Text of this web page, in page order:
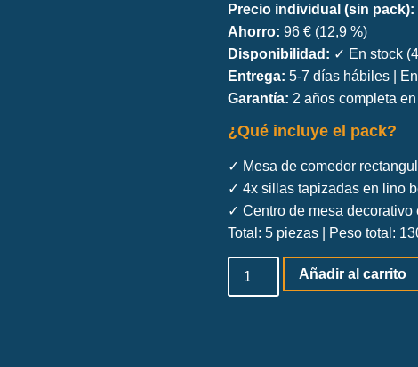
Precio individual (sin pack):
Ahorro: 96 € (12,9 %)
Disponibilidad: ✓ En stock
Entrega: 5-7 días hábiles |
Garantía: 2 años completa
¿Qué incluye el pack?
✓ Mesa de comedor
✓ 4x sillas tapizadas en lino
✓ Centro de mesa decorativo
Total: 5 piezas | Peso total:
Añadir al carrito